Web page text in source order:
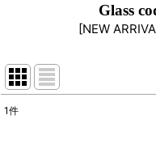
Glass
[NEW
1件